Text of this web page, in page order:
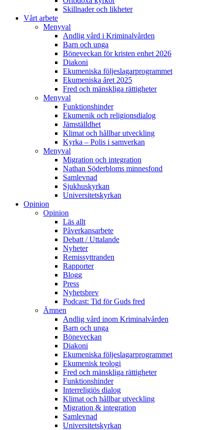
Skillnader och likheter
Vårt arbete
Menyval
Andlig vård i Kriminalvården
Barn och unga
Böneveckan för kristen enhet 2026
Diakoni
Ekumeniska följeslagarprogrammet
Ekumeniska året 2025
Fred och mänskliga rättigheter
Menyval
Funktionshinder
Ekumenik och religionsdialog
Jämställdhet
Klimat och hållbar utveckling
Kyrka – Polis i samverkan
Menyval
Migration och integration
Nathan Söderbloms minnesfond
Samlevnad
Sjukhuskyrkan
Universitetskyrkan
Opinion
Opinion
Läs allt
Påverkansarbete
Debatt / Uttalande
Nyheter
Remissyttranden
Rapporter
Blogg
Press
Nyhetsbrev
Podcast: Tid för Guds fred
Ämnen
Andlig vård inom Kriminalvården
Barn och unga
Böneveckan
Diakoni
Ekumeniska följeslagarprogrammet
Ekumenisk teologi
Fred och mänskliga rättigheter
Funktionshinder
Interreligiös dialog
Klimat och hållbar utveckling
Migration & integration
Samlevnad
Universitetskyrkan